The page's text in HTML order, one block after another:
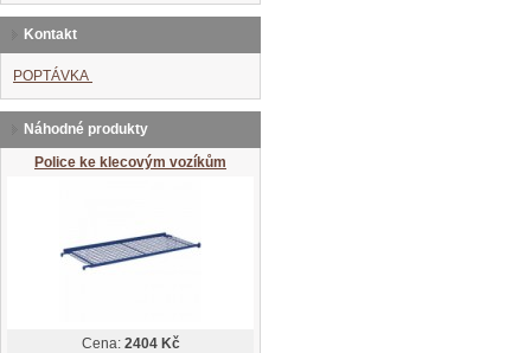
Kontakt
POPTÁVKA
Náhodné produkty
Police ke klecovým vozíkům
Cena: 2404 Kč